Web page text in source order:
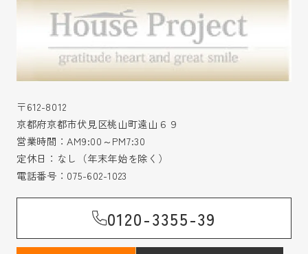
〒612-8012
京都府京都市伏見区桃山町遠山６９
営業時間：AM9:00～PM7:30
定休日：なし（年末年始を除く）
電話番号： 075-602-1023
0120-3355-39